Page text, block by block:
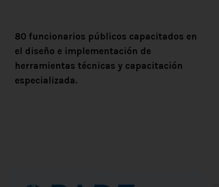
80 funcionarios públicos capacitados en
el diseño e implementación de
herramientas técnicas y capacitación
especializada.